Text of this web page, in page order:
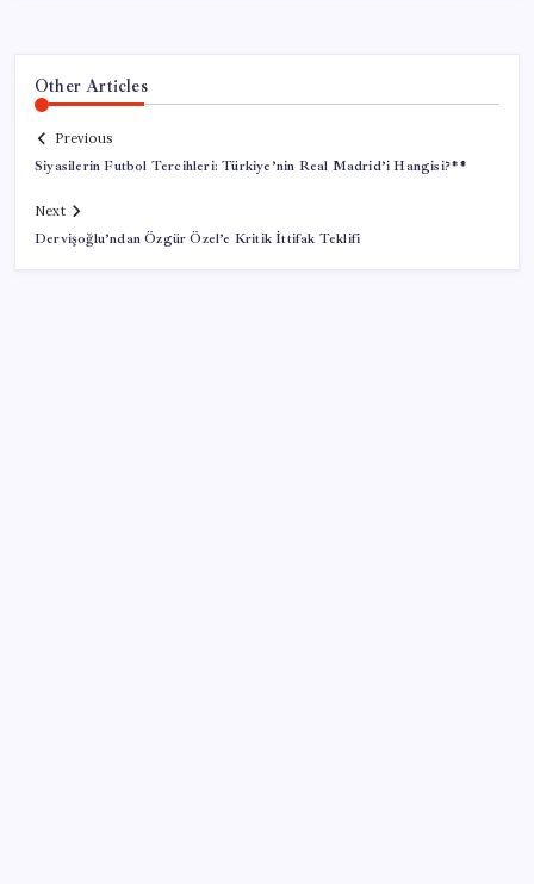
Other Articles
Previous
Siyasilerin Futbol Tercihleri: Türkiye’nin Real Madrid’i Hangisi?**
Next
Dervişoğlu’ndan Özgür Özel’e Kritik İttifak Teklifi